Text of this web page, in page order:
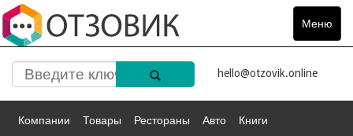
Меню
Toggle
hello@otzovik.online
Компании Товары Рестораны Авто Книги